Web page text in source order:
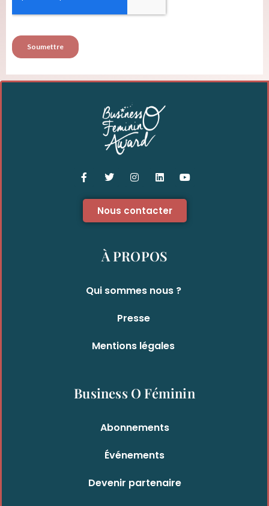
Nous contacter
À PROPOS
Qui sommes nous ?
Presse
Mentions légales
Business O Féminin
Abonnements
Événements
Devenir partenaire